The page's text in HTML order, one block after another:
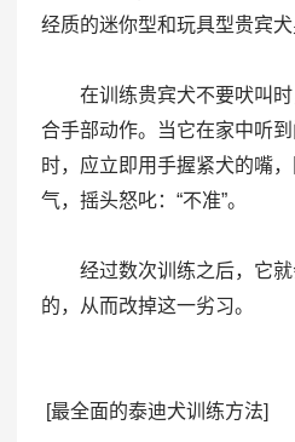
经质的迷你型和玩具型贵宾犬
在训练贵宾犬不要吠叫时
合手部动作。当它在家中听
时，应立即用手握紧犬的嘴
气，摇头怒叱：“不准”。
经过数次训练之后，它就
的，从而改掉这一劣习。
[最全面的泰迪犬训练方法]